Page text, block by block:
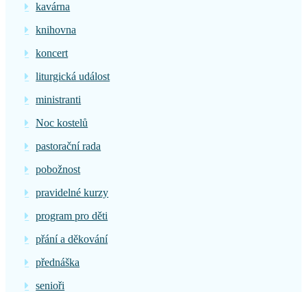
kavárna
knihovna
koncert
liturgická událost
ministranti
Noc kostelů
pastorační rada
pobožnost
pravidelné kurzy
program pro děti
přání a děkování
přednáška
senioři